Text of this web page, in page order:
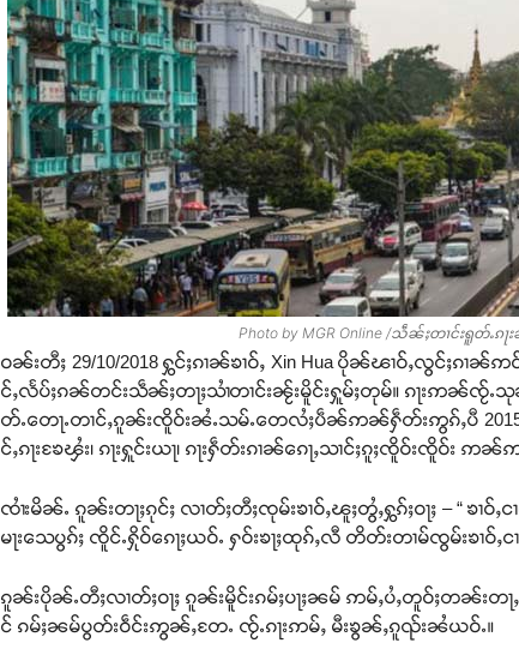
Photo by MGR Online /သဵၼ်ႈတၢင်းရူတ်ႉၵ
ဝၼ်းတီႈ 29/10/2018 ႁွင်ႈၵၢၼ်ၶၢဝ်ႇ Xin Hua ပိုၼ်ၽၢဝ်ႇလွင်ႈၵၢ
င်ႇလႅပ်ႈၵၼ်တင်းသဵၼ်ႈတႃႈသၢႆတၢင်းၼႂ်းမိူင်းႁူမ်ႈတုမ်။ ၵႃးဢၼ်ၸႂ်
တ်ႉတေႃႉတၢင်ႇၵူၼ်းၸိူဝ်းၼႆႉသမ်ႉတေလႆႈပဵၼ်ဢၼ်ႁဵတ်းဢွၵ်ႇပီ
င်ႇၵႃးၶႄၾႆး၊ ၵႃးႁူင်းယႃ၊ ၵႃးႁဵတ်းၵၢၼ်ၵေႃႇသၢင်ႈၵူႈၸိူဝ်းၸိူဝ်
ၸၢႆးမိၼ်ႉ ၵူၼ်းတႃႈၵုင်ႈ လၢတ်ႈတီႈၸုမ်းၶၢဝ်ႇၽူႈတွႆႇႁွၵ်ႈဝႃႈ – “ ၶ
မႃးသေပွၵ်ႈ ၸိူင်ႉႁိုဝ်ၵေႃႈယဝ်ႉ ႁဝ်းၶႃႈထုၵ်ႇလီ တိတ်းတၢမ်ၸွမ်းၶၢဝ်ႇင
ၵူၼ်းပိုၼ်ႉတီႈလၢတ်ႈဝႃႈ ၵူၼ်းမိူင်းၵမ်ႈပႃႈၼမ် ဢမ်ႇပႆႇတူဝ်ႈတၼ်းတႃ
င် ၵမ်ႈၼမ်ပွတ်းဝဵင်းဢွၼ်ႇတႄႉ ၸႂ်ႉၵႃးဢမ်ႇ မီးၶွၼ်ႇၵူၺ်းၼႆယဝ်ႉ။